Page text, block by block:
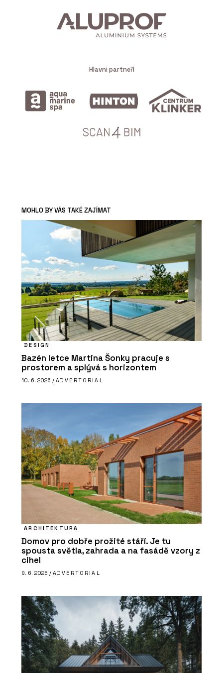
Hlavní partneři
MOHLO BY VÁS TAKÉ ZAJÍMAT
DESIGN
Bazén letce Martina Šonky pracuje s
prostorem a splývá s horizontem
10. 6. 2026 / ADVERTORIAL
ARCHITEKTURA
Domov pro dobře prožité stáří. Je tu
spousta světla, zahrada a na fasádě vzory z
cihel
9. 6. 2026 / ADVERTORIAL